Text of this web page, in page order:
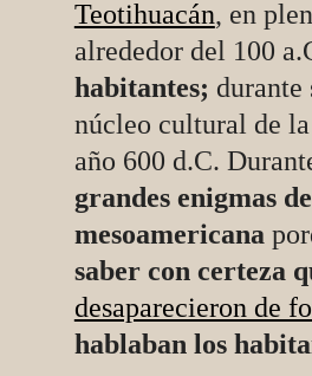
Teotihuacán, en
alrededor del 100
habitantes; durante
núcleo cultural de
año 600 d.C.
grandes enigmas
mesoamericana
saber con certeza
desaparecieron de
hablaban los